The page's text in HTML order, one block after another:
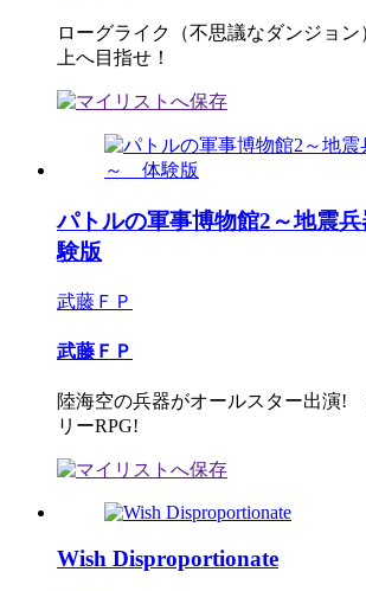
ローグライク（不思議なダンジョ
上へ目指せ！
パトルの軍事博物館2～地震
験版
武藤ＦＰ
武藤ＦＰ
陸海空の兵器がオールスター出演!
リーRPG!
Wish Disproportionate